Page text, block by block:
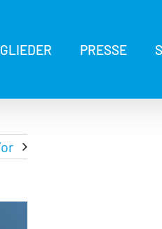
PRESSE